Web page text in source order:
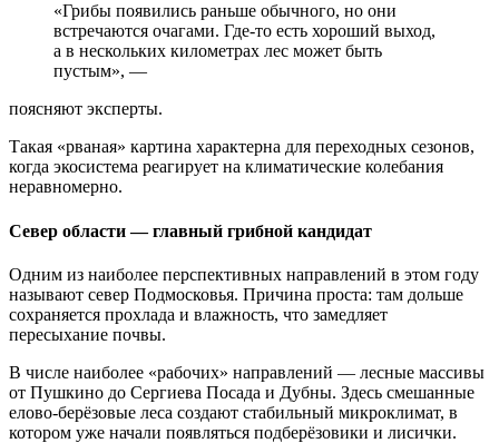
«Грибы появились раньше обычного, но они
встречаются очагами. Где-то есть хороший выход,
а в нескольких километрах лес может быть
пустым», —
поясняют эксперты.
Такая «рваная» картина характерна для переходных сезонов,
когда экосистема реагирует на климатические колебания
неравномерно.
Север области — главный грибной кандидат
Одним из наиболее перспективных направлений в этом году
называют север Подмосковья. Причина проста: там дольше
сохраняется прохлада и влажность, что замедляет
пересыхание почвы.
В числе наиболее «рабочих» направлений — лесные массивы
от Пушкино до Сергиева Посада и Дубны. Здесь смешанные
елово-берёзовые леса создают стабильный микроклимат, в
котором уже начали появляться подберёзовики и лисички.